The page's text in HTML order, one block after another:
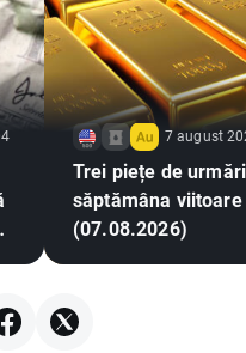
7 august
Trei piețe de
săptămâna viitoare
(07.08.2026)